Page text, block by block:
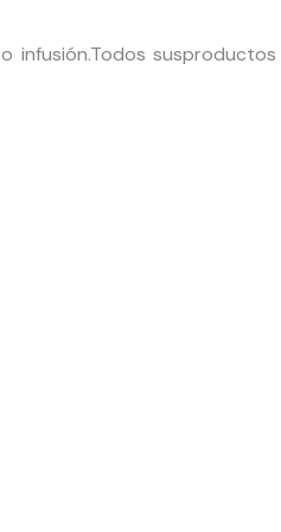
infusión.Todos